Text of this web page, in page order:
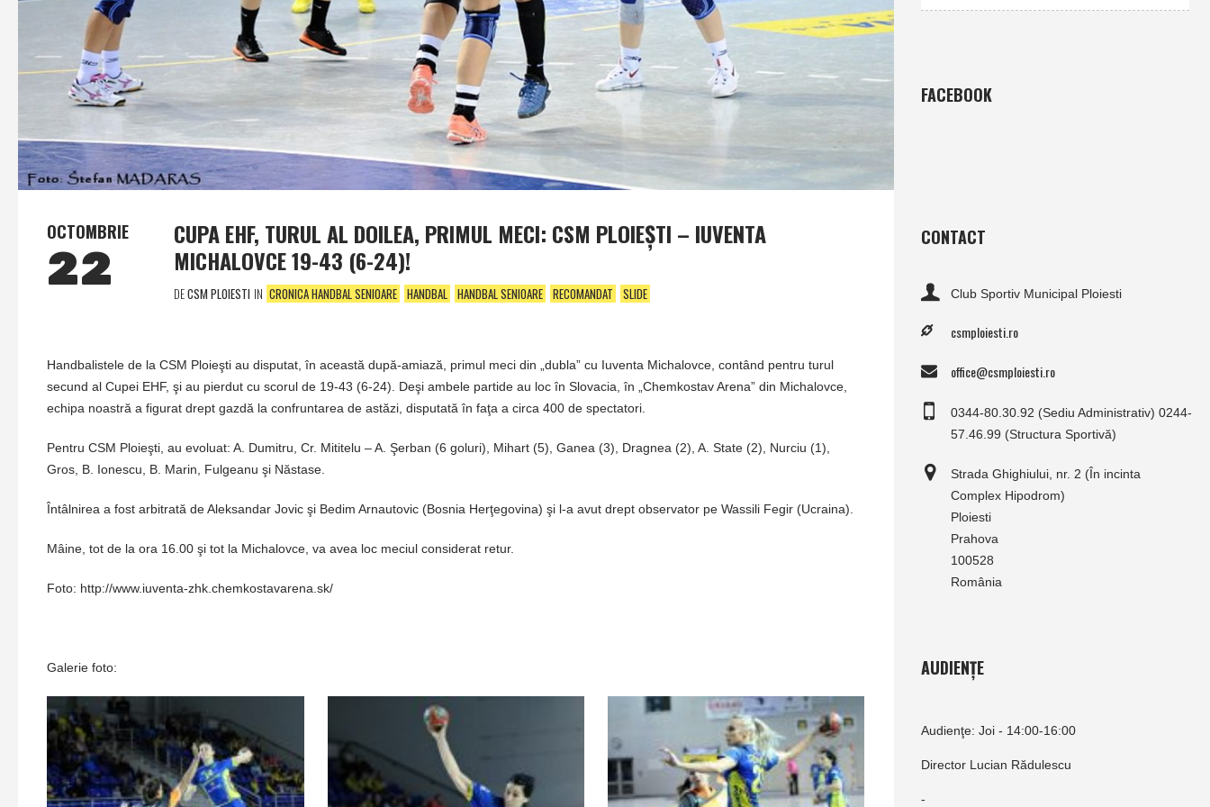
OCTOMBRIE
22
CUPA EHF, TURUL AL DOILEA, PRIMUL MECI: CSM PLOIEŞTI – IUVENTA
MICHALOVCE 19-43 (6-24)!
DECSM PLOIESTI IN CRONICA HANDBAL SENIOARE HANDBAL HANDBAL SENIOARE RECOMANDAT SLIDE
Handbalistele de la CSM Ploieşti au disputat, în această după-amiază, primul meci din „dubla” cu Iuventa Michalovce, contând pentru turul
secund al Cupei EHF, şi au pierdut cu scorul de 19-43 (6-24). Deşi ambele partide au loc în Slovacia, în „Chemkostav Arena” din Michalovce,
echipa noastră a figurat drept gazdă la confruntarea de astăzi, disputată în faţa a circa 400 de spectatori.
Pentru CSM Ploieşti, au evoluat: A. Dumitru, Cr. Mititelu – A. Şerban (6 goluri), Mihart (5), Ganea (3), Dragnea (2), A. State (2), Nurciu (1),
Gros, B. Ionescu, B. Marin, Fulgeanu şi Năstase.
Întâlnirea a fost arbitrată de Aleksandar Jovic şi Bedim Arnautovic (Bosnia Herţegovina) şi l-a avut drept observator pe Wassili Fegir (Ucraina).
Mâine, tot de la ora 16.00 şi tot la Michalovce, va avea loc meciul considerat retur.
Foto: http://www.iuventa-zhk.chemkostavarena.sk/
Galerie foto:
FACEBOOK
CONTACT
Club Sportiv Municipal Ploiesti
csmploiesti.ro
office@csmploiesti.ro
0344-80.30.92 (Sediu Administrativ) 0244-
57.46.99 (Structura Sportivă)
Strada Ghighiului, nr. 2 (În incinta
Complex Hipodrom)
Ploiesti
Prahova
100528
România
AUDIENȚE
Audienţe: Joi - 14:00-16:00
Director Lucian Rădulescu
-